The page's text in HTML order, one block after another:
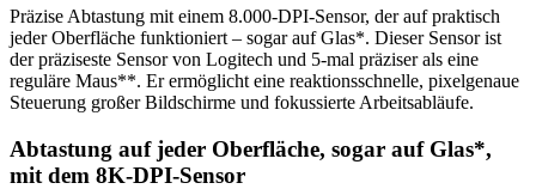
Präzise Abtastung mit einem 8.000-DPI-Sensor, der auf praktisch
jeder Oberfläche funktioniert – sogar auf Glas*. Dieser Sensor ist
der präziseste Sensor von Logitech und 5-mal präziser als eine
reguläre Maus**. Er ermöglicht eine reaktionsschnelle, pixelgenaue
Steuerung großer Bildschirme und fokussierte Arbeitsabläufe.
Abtastung auf jeder Oberfläche, sogar auf Glas*,
mit dem 8K-DPI-Sensor